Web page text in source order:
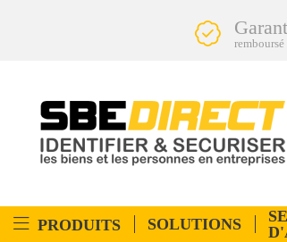
PRODUITS SOLUTIONS